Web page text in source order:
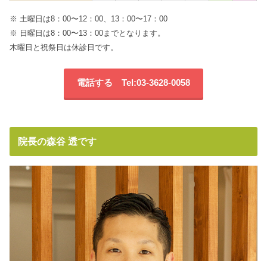
※ 土曜日は8：00〜12：00、13：00〜17：00
※ 日曜日は8：00〜13：00までとなります。
木曜日と祝祭日は休診日です。
電話する Tel:03-3628-0058
院長の森谷 透です